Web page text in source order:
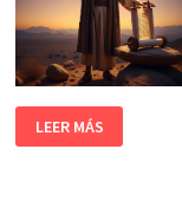
LEER MÁS